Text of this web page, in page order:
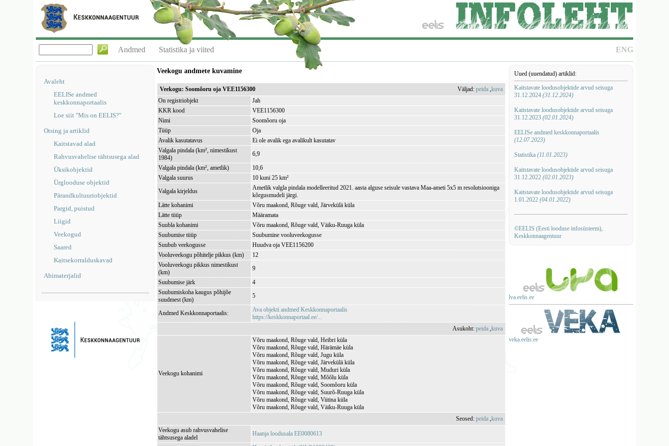
ENG
Andmed Statistika ja viited
Avaleht
EELISe andmed
keskkonnaportaalis
Loe siit "Mis on EELIS?"
Otsing ja artiklid
Kaitstavad alad
Rahvusvahelise tähtsusega alad
Üksikobjektid
Ürglooduse objektid
Pärandkultuuriobjektid
Pargid, puistud
Liigid
Veekogud
Saared
Kaitsekorralduskavad
Abimaterjalid
Uued (uuendatud) artiklid:
Kaitstavate loodusobjektide arvud seisuga
31.12.2024 (31.12.2024)
Kaitstavate loodusobjektide arvud seisuga
31.12.2023 (02.01.2024)
EELISe andmed keskkonnaportaalis
(12.07.2023)
Statistika (11.01.2023)
Kaitstavate loodusobjektide arvud seisuga
31.12.2022 (02.01.2023)
Kaitstavate loodusobjektide arvud seisuga
1.01.2022 (04.01.2022)
©EELIS (Eesti looduse infosüsteem),
Keskkonnaagentuur
lva.eelis.ee
veka.eelis.ee
Veekogu andmete kuvamine
Veekogu: Soomõoru oja VEE1156300 Väljad:peida ,kuva
On registriobjekt
Jah
KKR kood
VEE1156300
Nimi
Soomõoru oja
Tüüp
Oja
Avalik kasutatavus
Ei ole avalik ega avalikult kasutatav
Valgala pindala (km², nimestikust
1984)
6,9
Valgala pindala (km², ametlik)
10,6
Valgala suurus
10 kuni 25 km²
Valgala kirjeldus
Ametlik valgla pindala modelleeritud 2021. aasta alguse seisule vastava Maa-ameti 5x5 m resolutsiooniga
kõrgusmudeli järgi.
Lätte kohanimi
Võru maakond, Rõuge vald, Järvekülä küla
Lätte tüüp
Määramata
Suubla kohanimi
Võru maakond, Rõuge vald, Väiku-Ruuga küla
Suubumise tüüp
Suubumine vooluveekogusse
Suubub veekogusse
Huudva oja VEE1156200
Vooluveekogu põhitelje pikkus (km)
12
Vooluveekogu pikkus nimestikust
(km)
9
Suubumise järk
4
Suubumiskoha kaugus põhijõe
suudmest (km)
5
Andmed Keskkonnaportaalis:
Ava objekti andmed Keskkonnaportaalis
https://keskkonnaportaal.ee/...
Asukoht:peida ,kuva
Veekogu kohanimi
Võru maakond, Rõuge vald, Heibri küla
Võru maakond, Rõuge vald, Härämäe küla
Võru maakond, Rõuge vald, Jugu küla
Võru maakond, Rõuge vald, Järvekülä küla
Võru maakond, Rõuge vald, Muduri küla
Võru maakond, Rõuge vald, Mõõlu küla
Võru maakond, Rõuge vald, Soomõoru küla
Võru maakond, Rõuge vald, Suurõ-Ruuga küla
Võru maakond, Rõuge vald, Viitina küla
Võru maakond, Rõuge vald, Väiku-Ruuga küla
Seosed:peida ,kuva
Veekogu asub rahvusvahelise
tähtsusega aladel
Haanja loodusala EE0080613